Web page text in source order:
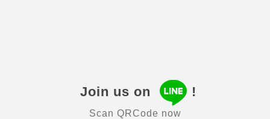
Join us on !
Scan QRCode now